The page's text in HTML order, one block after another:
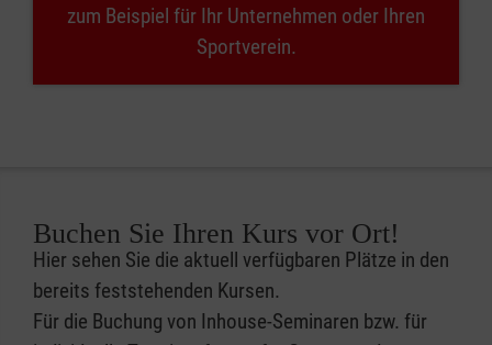
zum Beispiel für Ihr Unternehmen oder Ihren
Sportverein.
Buchen Sie Ihren Kurs vor Ort!
Hier sehen Sie die aktuell verfügbaren Plätze in den
bereits feststehenden Kursen.
Für die Buchung von Inhouse-Seminaren bzw. für